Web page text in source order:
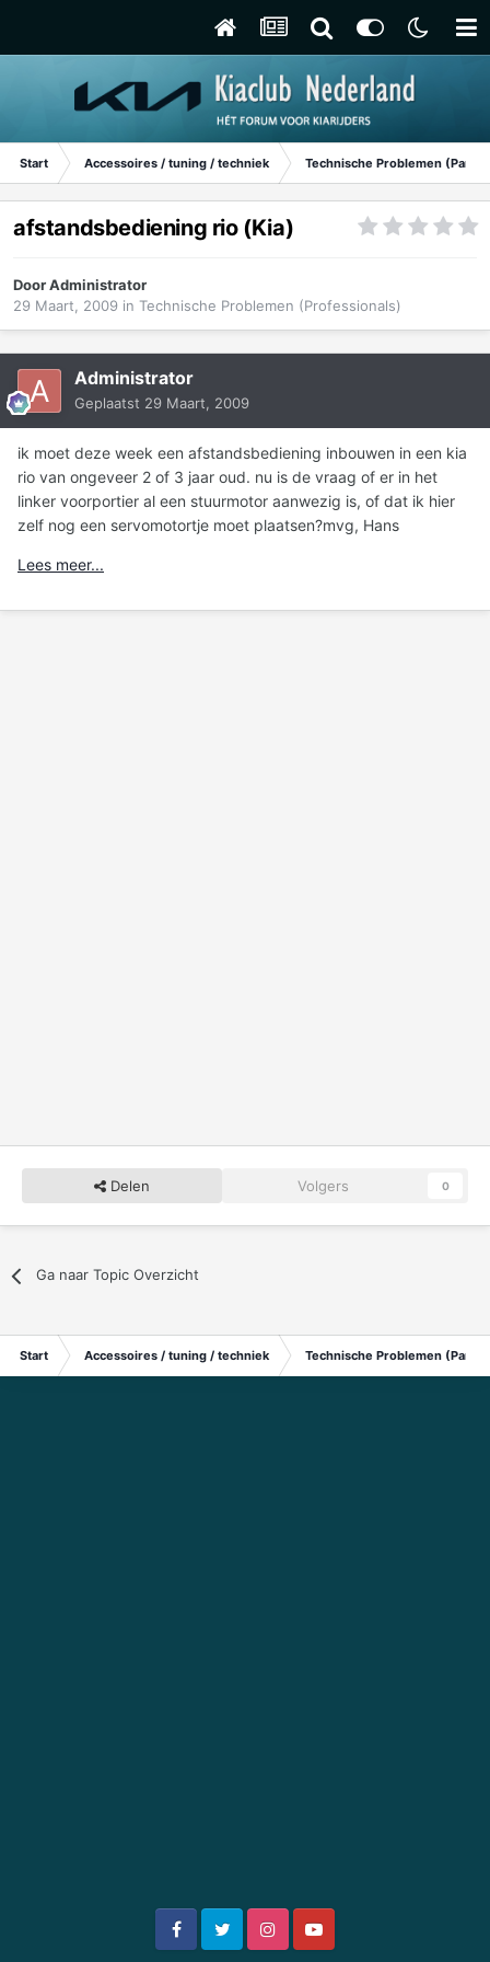
Start Accessoires / tuning / techniek Technische Problemen
afstandsbediening rio (Kia)
DoorAdministrator
29 Maart, 2009 in Technische Problemen (Professionals)
Administrator
Geplaatst 29 Maart, 2009
ik moet deze week een afstandsbediening inbouwen in een kia
rio van ongeveer 2 of 3 jaar oud. nu is de vraag of er in het
linker voorportier al een stuurmotor aanwezig is, of dat ik hier
zelf nog een servomotortje moet plaatsen?mvg, Hans
Lees meer...
Delen Volgers 0
Ga naar Topic Overzicht
Start Accessoires / tuning / techniek Technische Problemen